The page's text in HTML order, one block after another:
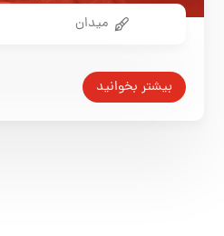
میدان
بیشتر بخوانید